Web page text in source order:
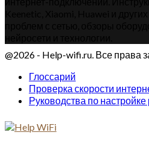
@2026 - Help-wifi.ru. Все права
Глоссарий
Проверка скорости
Руководства по настройке